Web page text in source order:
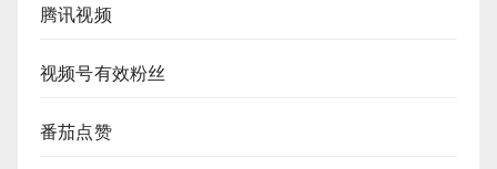
腾讯视频
视频号有效粉丝
番茄点赞